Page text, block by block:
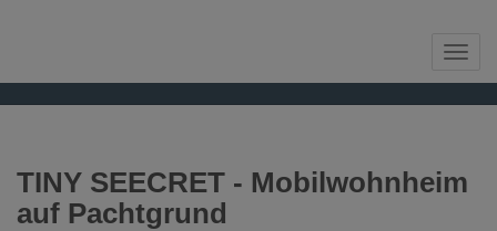
TINY SEECRET - Mobilwohnheim
auf Pachtgrund